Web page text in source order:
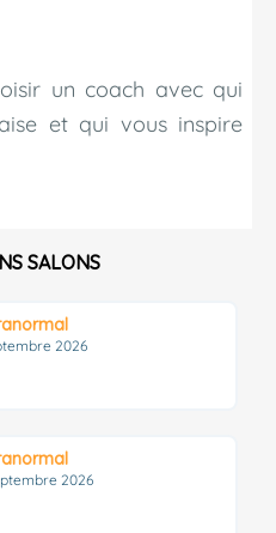
un coach avec qui
et qui vous inspire
SALONS
2026
2026